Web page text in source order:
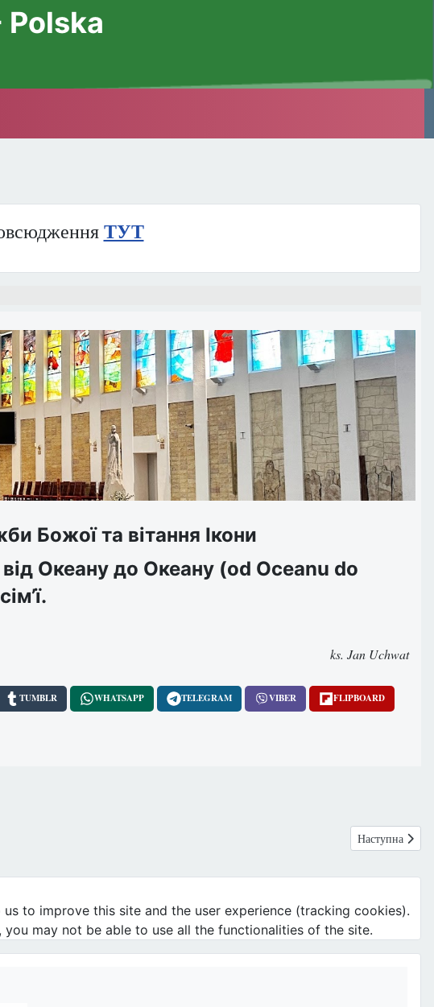
ТУТ
Божої та вітання Ікони
Океану до Океану (od Oceanu do
ks. Jan Uchwat
TUMBLR WHATSAPP TELEGRAM VIBER FLIPBOARD
Наступна
Наступна
to improve this site and the user experience (tracking cookies).
may not be able to use all the functionalities of the site.